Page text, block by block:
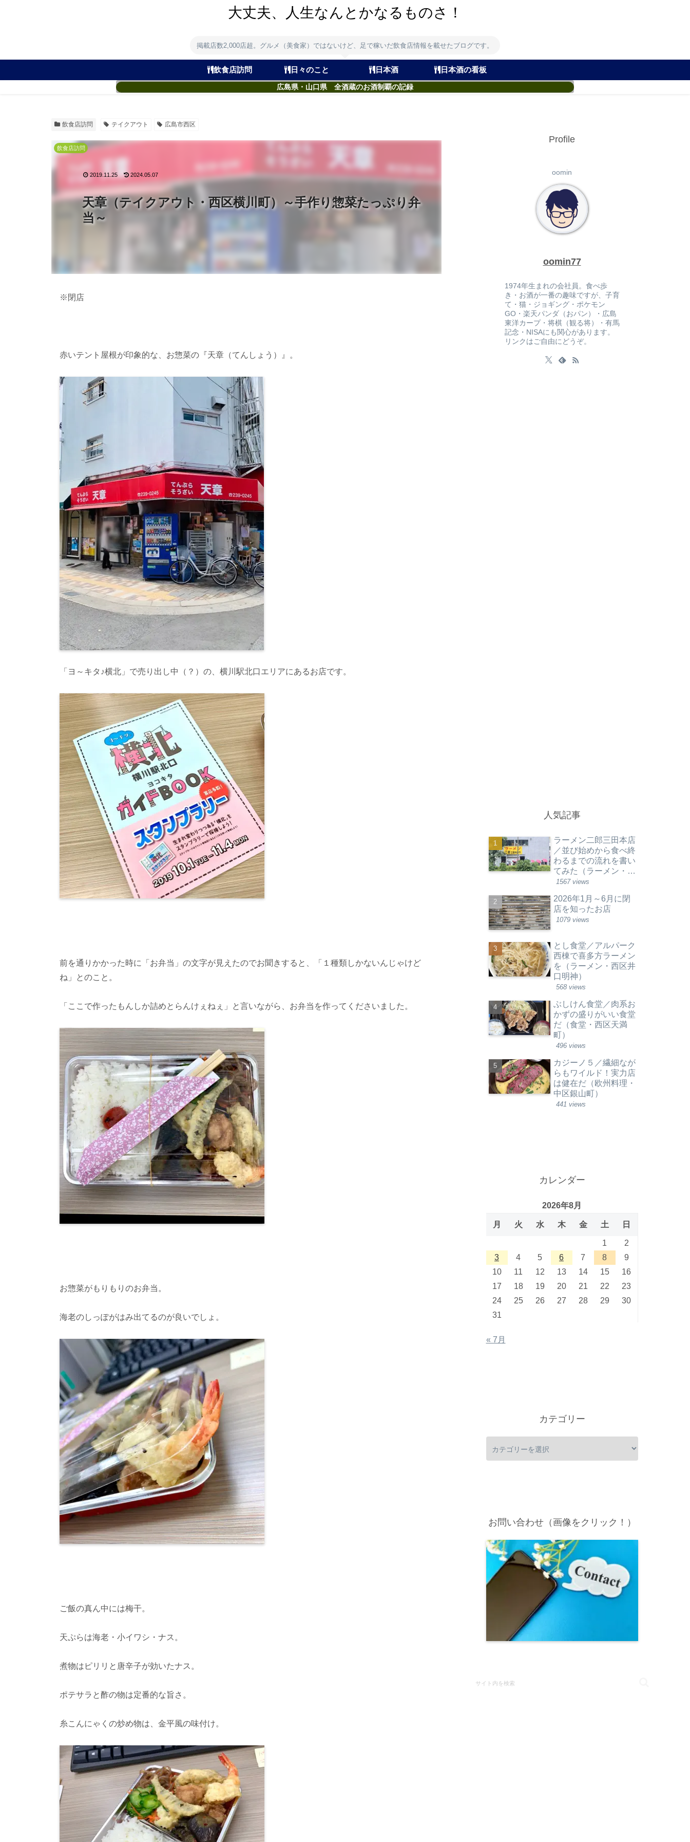
大丈夫、人生なんとかなるものさ！
掲載店数2,000店超。グルメ（美食家）ではないけど、足で稼いだ飲食店情報を載せたブログです。
飲食店訪問 日々のこと 日本酒 日本酒の看板
広島県・山口県 全酒蔵のお酒制覇の記録
飲食店訪問 テイクアウト 広島市西区
天章（テイクアウト・西区横川町）～手作り惣菜たっぷり弁
当～
飲食店訪問
2019.11.25 2024.05.07
※閉店
赤いテント屋根が印象的な、お惣菜の『天章（てんしょう）』。
「ヨ～キタ♪横北」で売り出し中（？）の、横川駅北口エリアにあるお店です。
前を通りかかった時に「お弁当」の文字が見えたのでお聞きすると、「１種類しかないんじゃけど
ね」とのこと。
「ここで作ったもんしか詰めとらんけぇねぇ」と言いながら、お弁当を作ってくださいました。
お惣菜がもりもりのお弁当。
海老のしっぽがはみ出てるのが良いでしょ。
ご飯の真ん中には梅干。
天ぷらは海老・小イワシ・ナス。
煮物はピリリと唐辛子が効いたナス。
ポテサラと酢の物は定番的な旨さ。
糸こんにゃくの炒め物は、金平風の味付け。
Profile
oomin
oomin77
1974年生まれの会社員。食べ歩
き・お酒が一番の趣味ですが、子育
て・猫・ジョギング・ポケモン
GO・楽天パンダ（おパン）・広島
東洋カープ・将棋（観る将）・有馬
記念・NISAにも関心があります。
リンクはご自由にどうぞ。
人気記事
ラーメン二郎三田本店
／並び始めから食べ終
わるまでの流れを書い
てみた（ラーメン・東
京都港区）
1567 views
2026年1月～6月に閉
店を知ったお店
1079 views
とし食堂／アルパーク
西棟で喜多方ラーメン
を（ラーメン・西区井
口明神）
568 views
ぶしけん食堂／肉系お
かずの盛りがいい食堂
だ（食堂・西区天満
町）
496 views
カジーノ５／繊細なが
らもワイルド！実力店
は健在だ（欧州料理・
中区銀山町）
441 views
カレンダー
2026年8月
月 火 水 木 金 土 日
1
2
3
4 5 6 7 8
9
10
11 12 13 14 15
16
17
18 19 20 21 22
23
24
25 26 27 28 29
30
31
« 7月
カテゴリー
お問い合わせ（画像をクリック！）